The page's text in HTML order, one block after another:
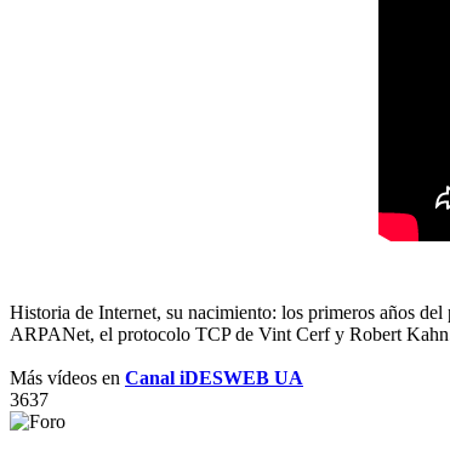
Historia de Internet, su nacimiento: los primeros años
ARPANet, el protocolo TCP de Vint Cerf y Robert
Más vídeos en Canal iDESWEB UA
3637